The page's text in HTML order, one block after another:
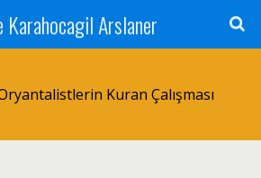
Karahocagil Arslaner
Kuran Çalışması